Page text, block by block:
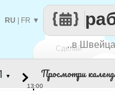
Сделай
..в
RU FR ▼
▼ Просмотри
13:00